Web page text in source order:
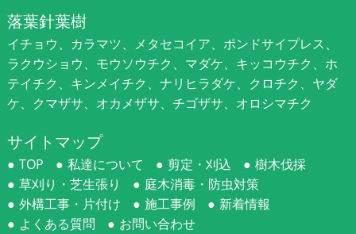
落葉針葉樹
イチョウ、カラマツ、メタセコイア、ポンドサイプレス、
ラクウショウ、モウソウチク、マダケ、キッコウチク、ホ
テイチク、キンメイチク、ナリヒラダケ、クロチク、ヤダ
ケ、クマザサ、オカメザサ、チゴザサ、オロシマチク
サイトマップ
TOP 私達について 剪定・刈込
樹木伐採
草刈り・芝生張り
庭木消毒・防虫対策
外構工事・片付け
施工事例
新着情報
よくある質問
お問い合わせ